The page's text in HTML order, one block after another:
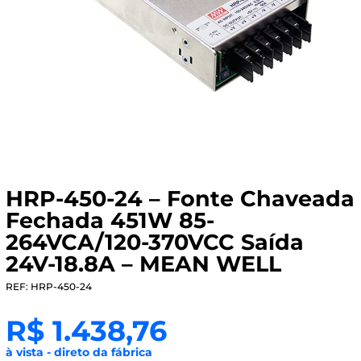
HRP-450-24 – Fonte Chaveada
Fechada 451W 85-
264VCA/120-370VCC Saída
24V-18.8A – MEAN WELL
REF: HRP-450-24
R$1.438,76
à vista - direto da fábrica